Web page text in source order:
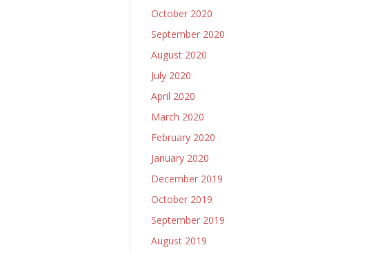
October 2020
September 2020
August 2020
July 2020
April 2020
March 2020
February 2020
January 2020
December 2019
October 2019
September 2019
August 2019